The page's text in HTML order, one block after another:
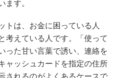
ます。
トは、お金に困っている人
考えている人です。「使って
った甘い言葉で誘い、連絡を
ャッシュカードを指定の住所